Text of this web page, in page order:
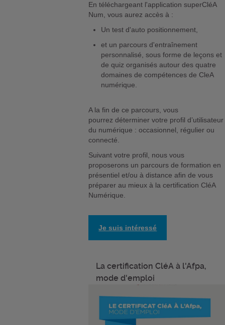
En téléchargeant l'application superCléA
Num, vous aurez accès à :
Un test d'auto positionnement,
et un parcours d'entraînement
personnalisé, sous forme de leçons et
de quiz organisés autour des quatre
domaines de compétences de CleA
numérique.
A la fin de ce parcours, vous
pourrez déterminer votre profil d’utilisateur
du numérique : occasionnel, régulier ou
connecté.
Suivant votre profil, nous vous
proposerons un parcours de formation en
présentiel et/ou à distance afin de vous
préparer au mieux à la certification CléA
Numérique.
Je suis intéressé
La certification CléA à l'Afpa,
mode d'emploi